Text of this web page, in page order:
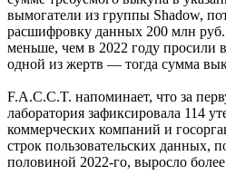
вымогатели из группы Shadow,
расшифровку данных 200 млн руб.
меньше, чем в 2022 году просили
одной из жертв — тогда сумма
F.A.C.C.T. напоминает, что за
лаборатория зафиксировала 114
коммерческих компаний и
строк пользовательских данных,
половиной 2022-го, выросло